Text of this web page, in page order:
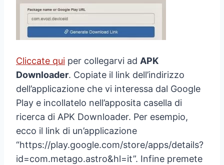
Cliccate qui per collegarvi ad APK
Downloader. Copiate il link dell’indirizzo
dell’applicazione che vi interessa dal Google
Play e incollatelo nell’apposita casella di
ricerca di APK Downloader. Per esempio,
ecco il link di un’applicazione
“https://play.google.com/store/apps/details?
id=com.metago.astro&hl=it”. Infine premete